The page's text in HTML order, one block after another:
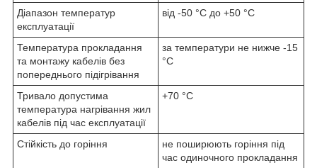
Діапазон температур
експлуатації
від -50 °C до +50 °C
Температура прокладання
та монтажу кабелів без
попереднього підігрівання
за температури не нижче -15
°C
Тривало допустима
температура нагрівання жил
кабелів під час експлуатації
+70 °С
Стійкість до горіння
не поширюють горіння під
час одиночного прокладання